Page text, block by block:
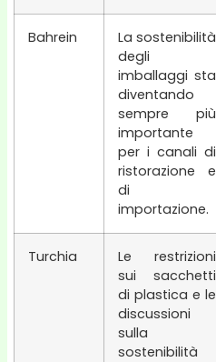
Bahrein
La sostenibilità
degli
imballaggi sta
diventando
sempre più
importante
per i canali di
ristorazione e
di
importazione.
Turchia
Le restrizioni
sui sacchetti
di plastica e le
discussioni
sulla
sostenibilità